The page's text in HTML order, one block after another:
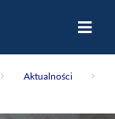
Aktualności